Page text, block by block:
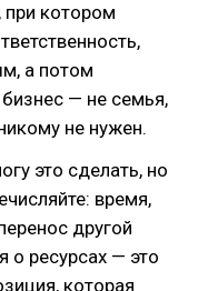
при котором
а потом
— не семья,
не нужен.
это сделать, но
время,
другой
о ресурсах — это
которая